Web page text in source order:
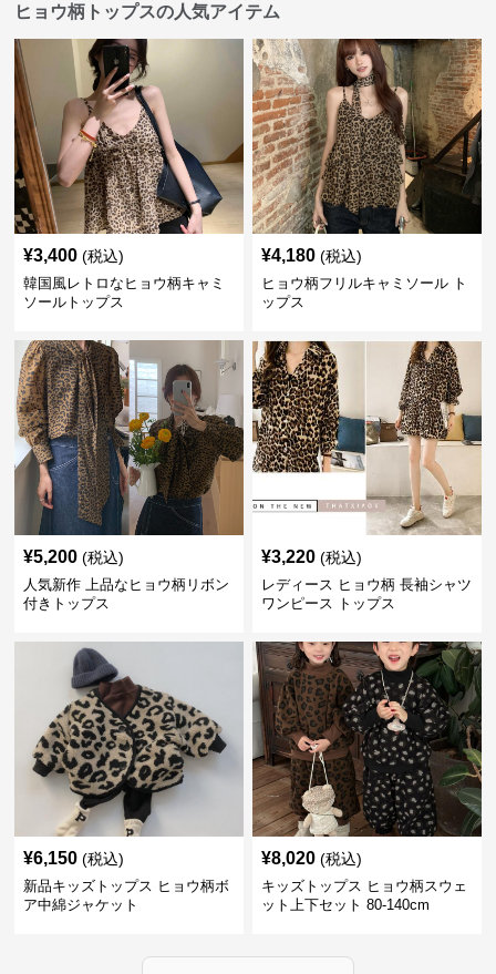
ヒョウ柄トップスの人気アイテム
¥3,400 (税込)
韓国風レトロなヒョウ柄キャミ
ソールトップス
¥4,180 (税込)
ヒョウ柄フリルキャミソール ト
ップス
¥5,200 (税込)
人気新作 上品なヒョウ柄リボン
付きトップス
¥3,220 (税込)
レディース ヒョウ柄 長袖シャツ
ワンピース トップス
¥6,150 (税込)
新品キッズトップス ヒョウ柄ボ
ア中綿ジャケット
¥8,020 (税込)
キッズトップス ヒョウ柄スウェ
ット上下セット 80-140cm